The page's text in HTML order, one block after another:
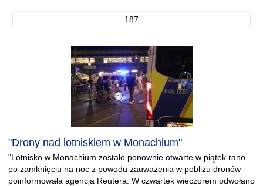
187
"Drony nad lotniskiem w Monachium"
"Lotnisko w Monachium zostało ponownie otwarte w piątek rano
po zamknięciu na noc z powodu zauważenia w pobliżu dronów -
poinformowała agencja Reutera. W czwartek wieczorem odwołano